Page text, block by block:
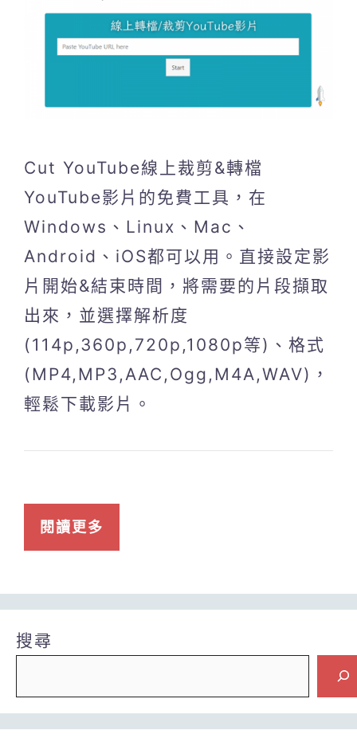
Cut YouTube線上裁剪&轉檔
YouTube影片的免費工具，在
Windows、Linux、Mac、
Android、iOS都可以用。直接設定影
片開始&結束時間，將需要的片段擷取
出來，並選擇解析度
(114p,360p,720p,1080p等)、格式
(MP4,MP3,AAC,Ogg,M4A,WAV)，
輕鬆下載影片。
閱讀更多
搜尋